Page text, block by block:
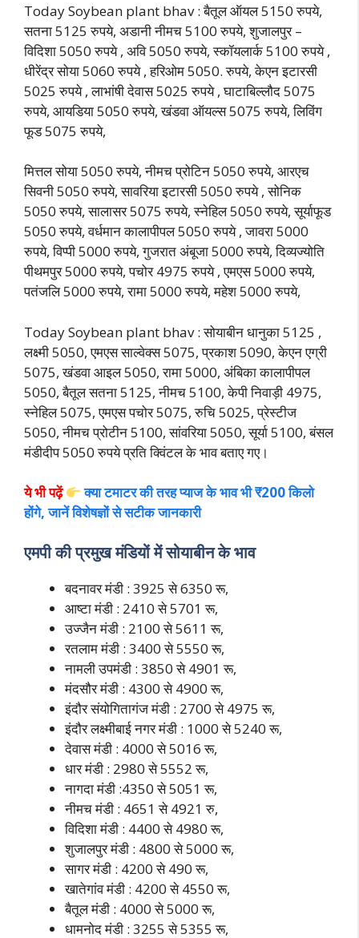
Today Soybean plant bhav : बैतूल ऑयल 5150 रुपये,
सतना 5125 रुपये, अडानी नीमच 5100 रुपये, शुजालपुर –
विदिशा 5050 रुपये , अवि 5050 रुपये, स्कॉयलार्क 5100 रुपये ,
धीरेंद्र सोया 5060 रुपये , हरिओम 5050. रुपये, केएन इटारसी
5025 रुपये , लाभांषी देवास 5025 रुपये , घाटाबिल्लौद 5075
रुपये, आयडिया 5050 रुपये, खंडवा ऑयल्स 5075 रुपये, लिविंग
फूड 5075 रुपये,
मित्तल सोया 5050 रुपये, नीमच प्रोटिन 5050 रुपये, आरएच
सिवनी 5050 रुपये, सावरिया इटारसी 5050 रुपये , सोनिक
5050 रुपये, सालासर 5075 रुपये, स्नेहिल 5050 रुपये, सूर्याफूड
5050 रुपये, वर्धमान कालापीपल 5050 रुपये , जावरा 5000
रुपये, विप्पी 5000 रुपये, गुजरात अंबूजा 5000 रुपये, दिव्यज्योति
पीथमपुर 5000 रुपये, पचोर 4975 रुपये , एमएस 5000 रुपये,
पतंजलि 5000 रुपये, रामा 5000 रुपये, महेश 5000 रुपये,
Today Soybean plant bhav : सोयाबीन धानुका 5125 ,
लक्ष्मी 5050, एमएस साल्वेक्स 5075, प्रकाश 5090, केएन एग्री
5075, खंडवा आइल 5050, रामा 5000, अंबिका कालापीपल
5050, बैतूल सतना 5125, नीमच 5100, केपी निवाड़ी 4975,
स्नेहिल 5075, एमएस पचोर 5075, रुचि 5025, प्रेस्टीज
5050, नीमच प्रोटीन 5100, सांवरिया 5050, सूर्या 5100, बंसल
मंडीदीप 5050 रुपये प्रति क्विंटल के भाव बताए गए।
ये भी पढ़ें
क्या टमाटर की तरह प्याज के भाव भी ₹200 किलो
होंगे, जानें विशेषज्ञों से सटीक जानकारी
एमपी की प्रमुख मंडियों में सोयाबीन के भाव
बदनावर मंडी : 3925 से 6350 रू,
आष्टा मंडी : 2410 से 5701 रू,
उज्जैन मंडी : 2100 से 5611 रू,
रतलाम मंडी : 3400 से 5550 रू,
नामली उपमंडी : 3850 से 4901 रू,
मंदसौर मंडी : 4300 से 4900 रू,
इंदौर संयोगितागंज मंडी : 2700 से 4975 रू,
इंदौर लक्ष्मीबाई नगर मंडी : 1000 से 5240 रू,
देवास मंडी : 4000 से 5016 रू,
धार मंडी : 2980 से 5552 रू,
नागदा मंडी :4350 से 5051 रू,
नीमच मंडी : 4651 से 4921 रु,
विदिशा मंडी : 4400 से 4980 रू,
शुजालपुर मंडी : 4800 से 5000 रू,
सागर मंडी : 4200 से 490 रू,
खातेगांव मंडी : 4200 से 4550 रू,
बैतूल मंडी : 4000 से 5000 रू,
धामनोद मंडी : 3255 से 5355 रू,